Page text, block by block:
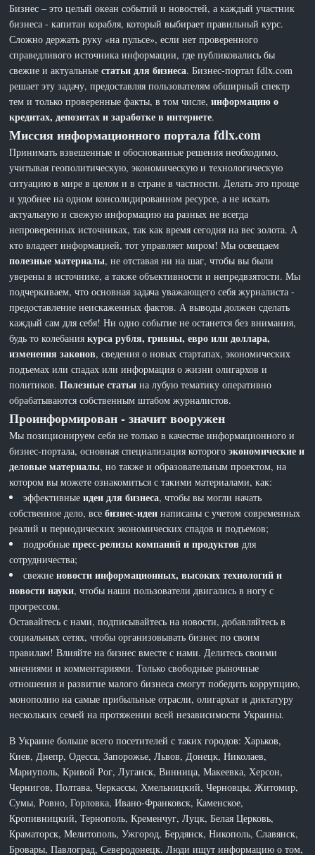
Бизнес – это целый океан событий и новостей, а каждый участник
бизнеса - капитан корабля, который выбирает правильный курс.
Сложно держать руку «на пульсе», если нет проверенного
справедливого источника информации, где публиковались бы
свежие и актуальныестатьи для бизнеса. Бизнес-портал fdlx.com
решает эту задачу, предоставляя пользователям обширный спектр
тем и только проверенные факты, в том числе,информацию о
кредитах, депозитах и заработке в интернете.
Миссия информационного портала fdlx.com
Принимать взвешенные и обоснованные решения необходимо,
учитывая геополитическую, экономическую и технологическую
ситуацию в мире в целом и в стране в частности. Делать это проще
и удобнее на одном консолидированном ресурсе, а не искать
актуальную и свежую информацию на разных не всегда
непроверенных источниках, так как время сегодня на вес золота. А
кто владеет информацией, тот управляет миром! Мы освещаем
полезные материалы, не отставая ни на шаг, чтобы вы были
уверены в источнике, а также объективности и непредвзятости. Мы
подчеркиваем, что основная задача уважающего себя журналиста -
предоставление неискаженных фактов. А выводы должен сделать
каждый сам для себя! Ни одно событие не останется без внимания,
будь то колебаниякурса рубля, гривны, евро или доллара,
изменения законов, сведения о новых стартапах, экономических
подъемах или спадах или информация о жизни олигархов и
политиков.Полезные статьи на лубую тематику оперативно
обрабатываются собственным штабом журналистов.
Проинформирован - значит вооружен
Мы позиционируем себя не только в качестве информационного и
бизнес-портала, основная специализация которогоэкономические и
деловые материалы, но также и образовательным проектом, на
котором вы можете ознакомиться с такими материалами, как:
эффективныеидеи для бизнеса, чтобы вы могли начать
собственное дело, всебизнес-идеи написаны с учетом современных
реалий и периодических экономических спадов и подъемов;
подробныепресс-релизы компаний и продуктов для
сотрудничества;
свежиеновости информационных, высоких технологий и
новости науки, чтобы наши пользователи двигались в ногу с
прогрессом.
Оставайтесь с нами, подписывайтесь на новости, добавляйтесь в
социальных сетях, чтобы организовывать бизнес по своим
правилам! Влияйте на бизнес вместе с нами. Делитесь своими
мнениями и комментариями. Только свободные рыночные
отношения и развитие малого бизнеса смогут победить коррупцию,
монополию на самые прибыльные отрасли, олигархат и диктатуру
нескольких семей на протяжении всей независимости Украины.
В Украине больше всего посетителей с таких городов: Харьков,
Киев, Днепр, Одесса, Запорожье, Львов, Донецк, Николаев,
Мариуполь, Кривой Рог, Луганск, Винница, Макеевка, Херсон,
Чернигов, Полтава, Черкассы, Хмельницкий, Черновцы, Житомир,
Сумы, Ровно, Горловка, Ивано-Франковск, Каменское,
Кропивницкий, Тернополь, Кременчуг, Луцк, Белая Церковь,
Краматорск, Мелитополь, Ужгород, Бердянск, Никополь, Славянск,
Бровары, Павлоград, Северодонецк. Люди ищут информацию о том,